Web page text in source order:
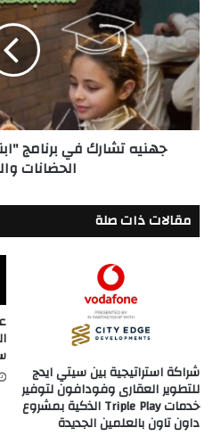
في
برنامج
"ابني
بكرة"
لتغذية
أطفال
الحضانات
والمدارس"جهنيه تشارك في برنامج
الحضانات
مقالات ذات صلة
شراكة استراتيجية بين سيتي ايدج
للتطوير العقارى وفودافون لتوفير
خدمات Triple Play الذكية بمشروع
داون تاون بالعلمين الجديدة